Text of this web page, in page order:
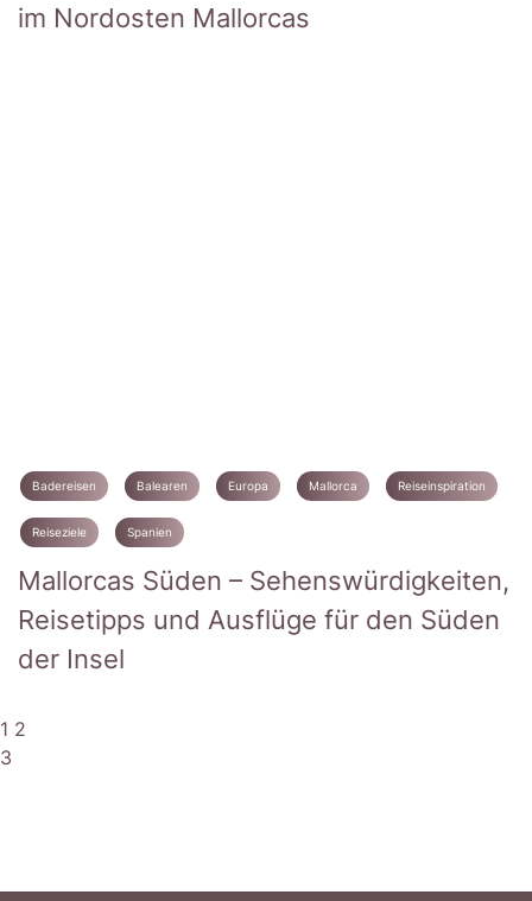
im Nordosten Mallorcas
Badereisen Balearen Europa Mallorca Reiseinspiration
Reiseziele Spanien
Mallorcas Süden – Sehenswürdigkeiten,
Reisetipps und Ausflüge für den Süden
der Insel
1 2
3